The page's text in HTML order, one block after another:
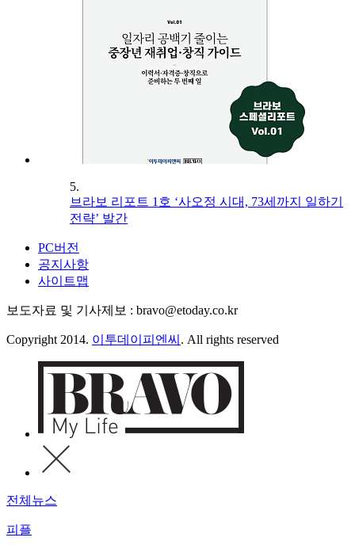
5.
브라보 리포트 1호 ‘사오정 시대, 73세까지 일하기
전략’ 발간
PC버전
공지사항
사이트맵
보도자료 및 기사제보 : bravo@etoday.co.kr
Copyright 2014. 이투데이피엔씨 . All rights reserved
전체뉴스
피플